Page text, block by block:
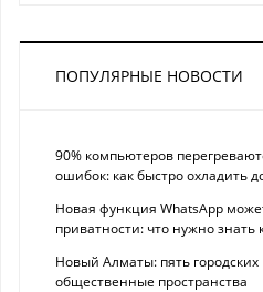
ПОПУЛЯРНЫЕ НОВОСТИ
90% компьютеров
ошибок: как быстро охладить
Новая функция WhatsApp
приватности: что нужно знать
Новый Алматы: пять
общественные пространства